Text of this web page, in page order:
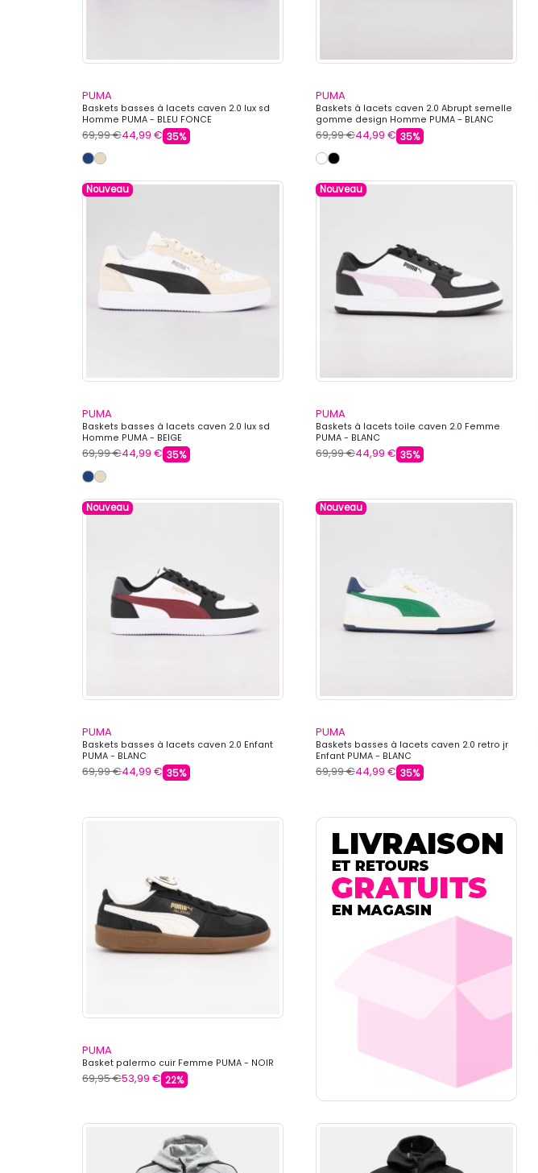
PUMA
Baskets basses à lacets caven 2.0 lux sd
Homme PUMA - BLEU FONCE
69,99 €44,99 € 35%
PUMA
Baskets à lacets caven 2.0 Abrupt semelle
gomme design Homme PUMA - BLANC
69,99 €44,99 € 35%
Nouveau
PUMA
Baskets basses à lacets caven 2.0 lux sd
Homme PUMA - BEIGE
69,99 €44,99 € 35%
Nouveau
PUMA
Baskets à lacets toile caven 2.0 Femme
PUMA - BLANC
69,99 €44,99 € 35%
Nouveau
PUMA
Baskets basses à lacets caven 2.0 Enfant
PUMA - BLANC
69,99 €44,99 € 35%
Nouveau
PUMA
Baskets basses à lacets caven 2.0 retro jr
Enfant PUMA - BLANC
69,99 €44,99 € 35%
PUMA
Basket palermo cuir Femme PUMA - NOIR
69,95 €53,99 € 22%